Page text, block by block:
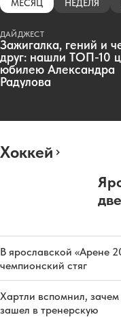
МЕСЯЦ НЕДЕЛЯ
ДАЙДЖЕСТ
Зажигалка, гений и
друг: нашли ТОП-10
юбилею Александра
Радулова
Хоккей
В ярославской «Арене
чемпионский стяг
Хартли вспомнил,
зашел в тренерскую